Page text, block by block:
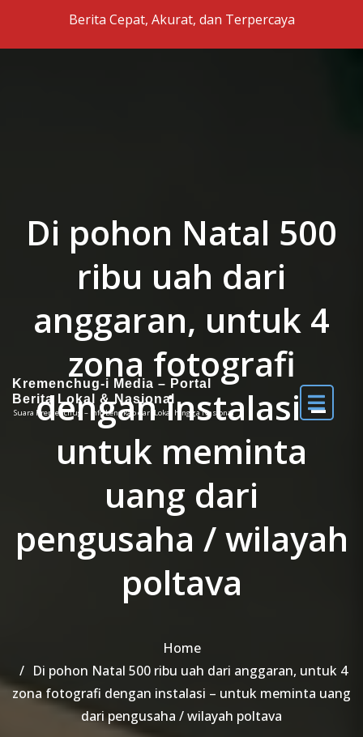
Skip to the contentBerita Cepat, Akurat, dan Terpercaya
Kremenchug-i Media – Portal
Berita Lokal & Nasional
Suara Kremenchug – Info Lengkap dari Lokal hingga Nasional
Di pohon Natal 500
ribu uah dari
anggaran, untuk 4
zona fotografi
dengan instalasi –
untuk meminta
uang dari
pengusaha / wilayah
poltava
Home
Di pohon Natal 500 ribu uah dari anggaran, untuk 4
zona fotografi dengan instalasi – untuk meminta uang
dari pengusaha / wilayah poltava